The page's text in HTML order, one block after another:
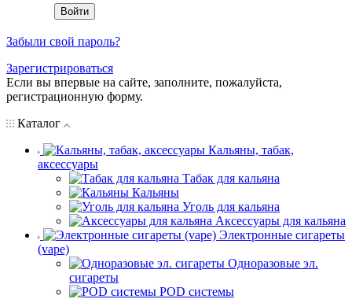
Забыли свой пароль?
Зарегистрироваться
Если вы впервые на сайте, заполните, пожалуйста,
регистрационную форму.
Каталог
Кальяны, табак,
аксессуары
Табак для кальяна
Кальяны
Уголь для кальяна
Аксессуары для кальяна
Электронные сигареты
(vape)
Одноразовые эл.
сигареты
POD системы